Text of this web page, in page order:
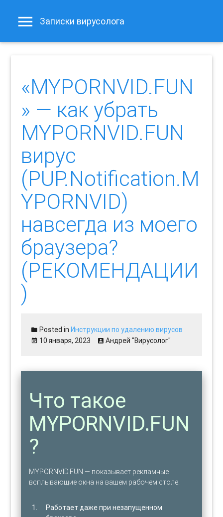
Записки вирусолога
«MYPORNVID.FUN
» — как убрать
MYPORNVID.FUN
вирус
(PUP.Notification.M
YPORNVID)
навсегда из моего
браузера?
(РЕКОМЕНДАЦИИ
)
Posted inИнструкции по удалению вирусов
10 января, 2023
Андрей "Вирусолог"
Что такое
MYPORNVID.FUN
?
MYPORNVID.FUN — показывает рекламные
всплывающие окна на вашем рабочем столе.
Работает даже при незапущенном